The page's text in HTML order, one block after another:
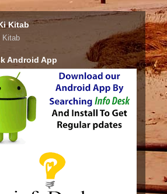
Kitab
Kitab
Android App